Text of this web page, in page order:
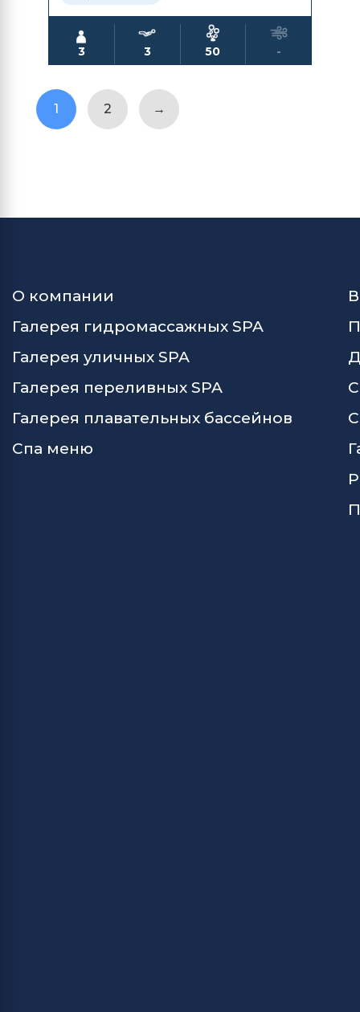
3 3 50 -
1 2 →
О компании
Галерея гидромассажных SPA
Галерея уличных SPA
Галерея переливных SPA
Галерея плавательных бассейнов
Спа меню